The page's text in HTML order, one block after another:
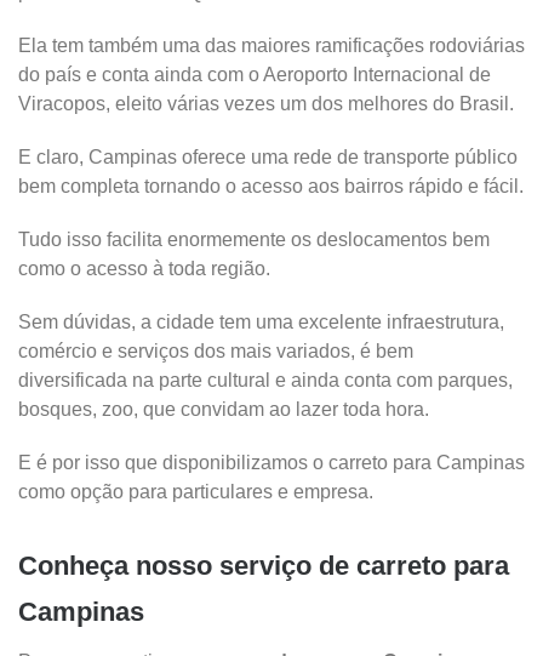
Ela tem também uma das maiores ramificações rodoviárias
do país e conta ainda com o Aeroporto Internacional de
Viracopos, eleito várias vezes um dos melhores do Brasil.
E claro, Campinas oferece uma rede de transporte público
bem completa tornando o acesso aos bairros rápido e fácil.
Tudo isso facilita enormemente os deslocamentos bem
como o acesso à toda região.
Sem dúvidas, a cidade tem uma excelente infraestrutura,
comércio e serviços dos mais variados, é bem
diversificada na parte cultural e ainda conta com parques,
bosques, zoo, que convidam ao lazer toda hora.
E é por isso que disponibilizamos o carreto para Campinas
como opção para particulares e empresa.
Conheça nosso serviço de carreto para
Campinas